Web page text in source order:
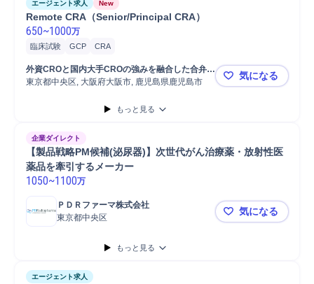
エージェント求人 New
Remote CRA（Senior/Principal CRA）
650~1000万
臨床試験 GCP CRA
外資CROと国内大手CROの強みを融合した合弁会
社
東京都中央区, 大阪府大阪市, 鹿児島県鹿児島市 Remote
気になる
もっと見る
企業ダイレクト
【製品戦略PM候補(泌尿器)】次世代がん治療薬・放射性医
薬品を牽引するメーカー
1050~1100万
ＰＤＲファーマ株式会社
東京都中央区
【製品戦略
気になる
もっと見る
エージェント求人